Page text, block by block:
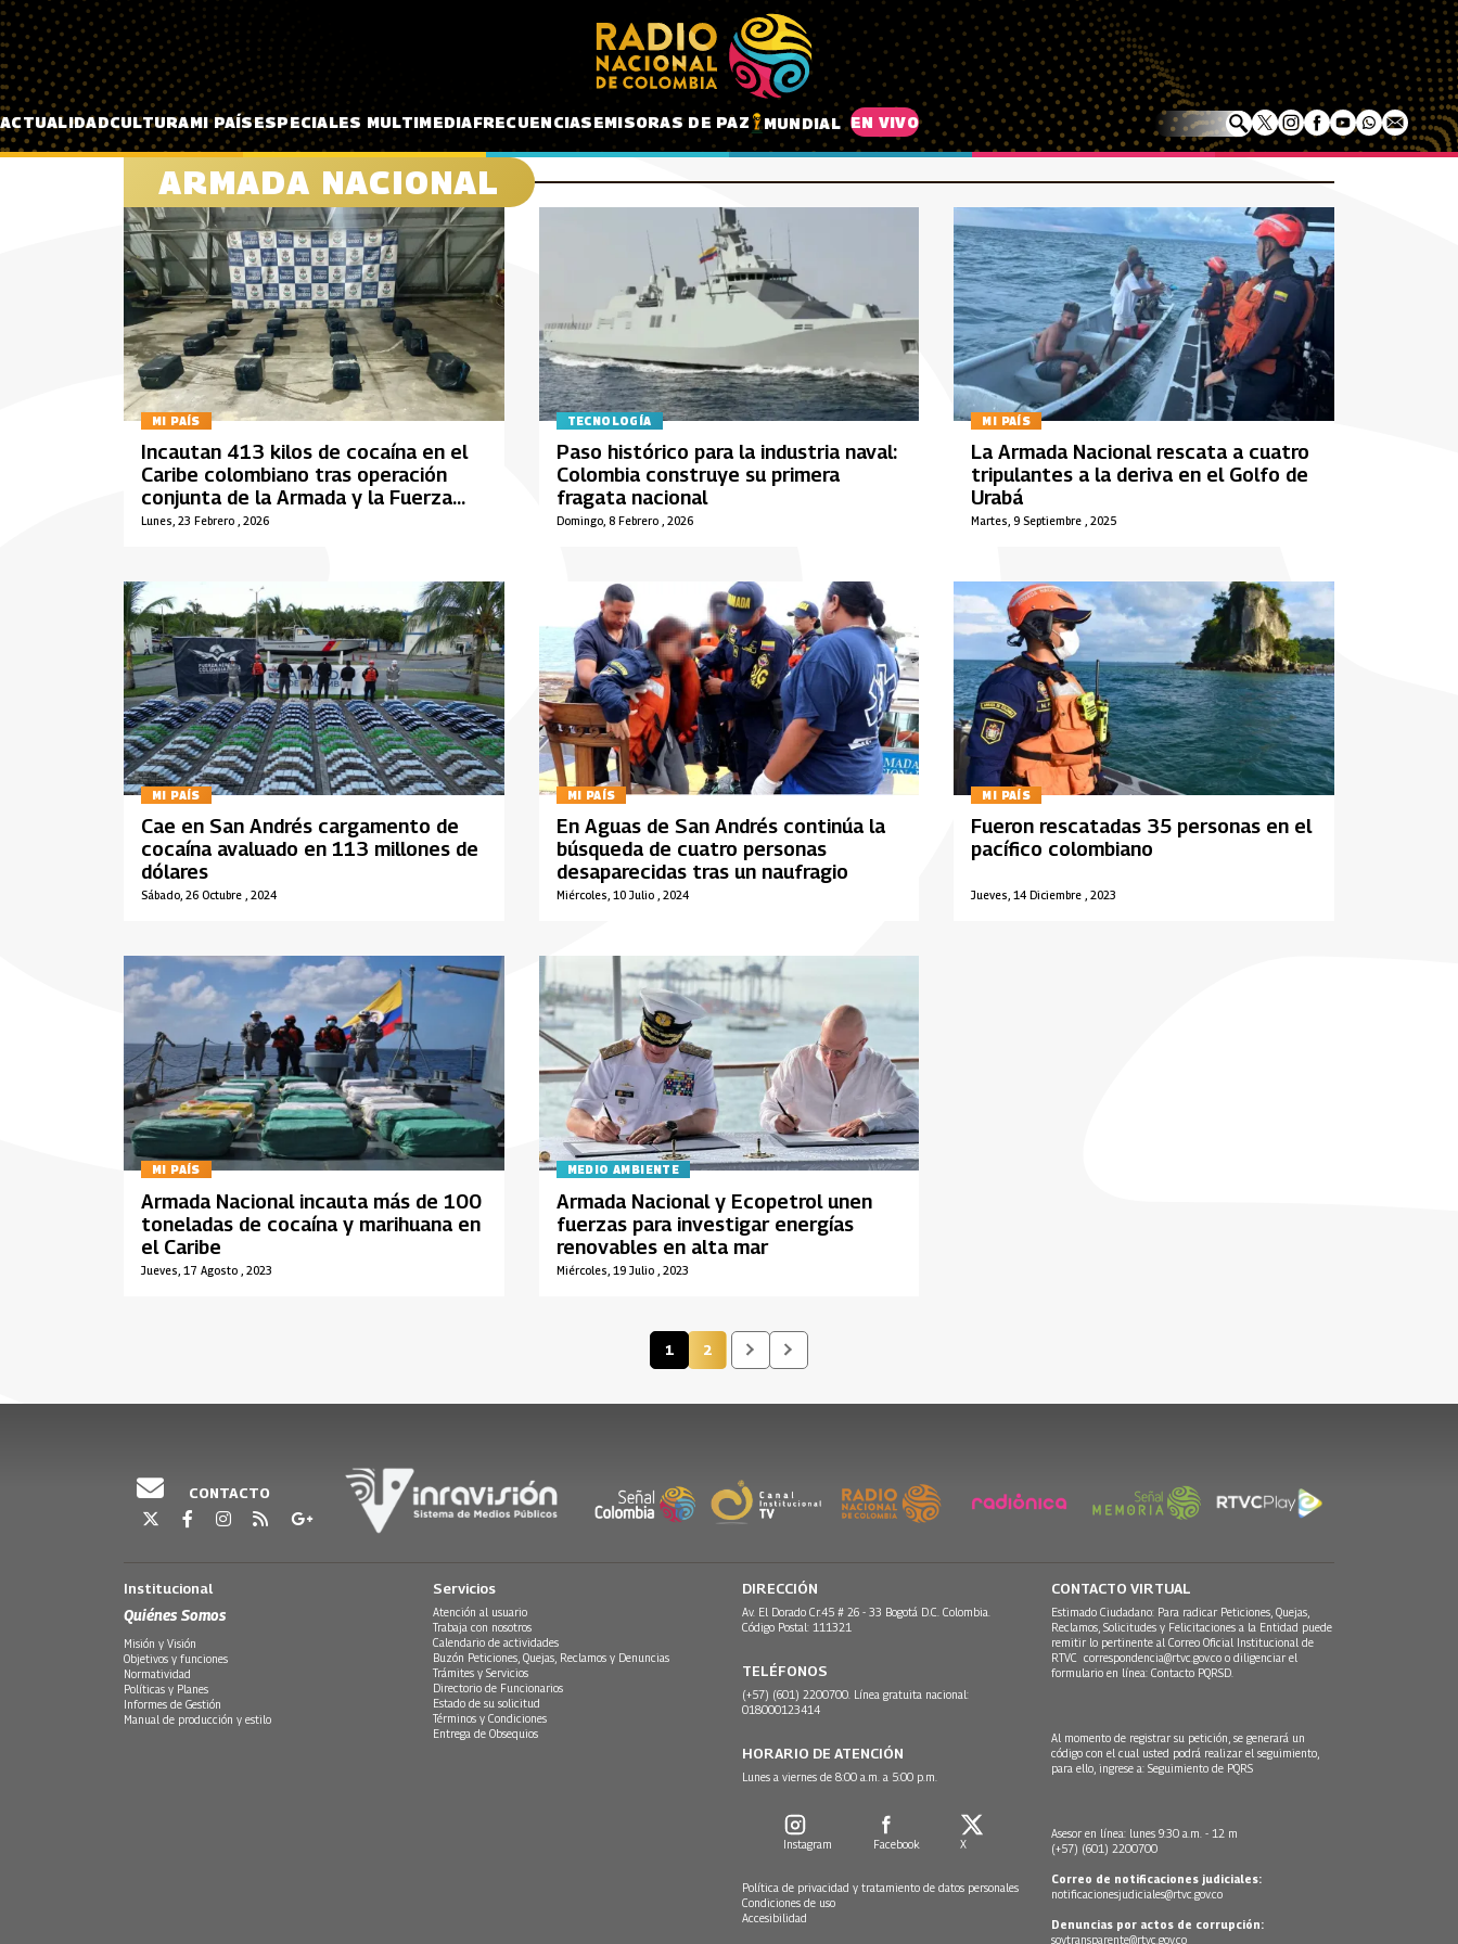
Pasar al contenido principal
ACTUALIDADCULTURAMI PAÍSESPECIALES MULTIMEDIAFRECUENCIASEMISORAS DE PAZ MUNDIAL EN VIVO
ARMADA NACIONAL
MI PAÍS
Lunes, 23 Febrero , 2026
Incautan 413 kilos de cocaína en el
Caribe colombiano tras operación
conjunta de la Armada y la Fuerza
Aeroespacial
TECNOLOGÍA
Domingo, 8 Febrero , 2026
Paso histórico para la industria naval:
Colombia construye su primera
fragata nacional
MI PAÍS
Martes, 9 Septiembre , 2025
La Armada Nacional rescata a cuatro
tripulantes a la deriva en el Golfo de
Urabá
MI PAÍS
Sábado, 26 Octubre , 2024
Cae en San Andrés cargamento de
cocaína avaluado en 113 millones de
dólares
MI PAÍS
Miércoles, 10 Julio , 2024
En Aguas de San Andrés continúa la
búsqueda de cuatro personas
desaparecidas tras un naufragio
MI PAÍS
Jueves, 14 Diciembre , 2023
Fueron rescatadas 35 personas en el
pacífico colombiano
MI PAÍS
Jueves, 17 Agosto , 2023
Armada Nacional incauta más de 100
toneladas de cocaína y marihuana en
el Caribe
MEDIO AMBIENTE
Miércoles, 19 Julio , 2023
Armada Nacional y Ecopetrol unen
fuerzas para investigar energías
renovables en alta mar
Página actual
1 Página
2
CONTACTO
Institucional
Quiénes Somos
Misión y Visión
Objetivos y funciones
Normatividad
Políticas y Planes
Informes de Gestión
Manual de producción y estilo
Servicios
Atención al usuario
Trabaja con nosotros
Calendario de actividades
Buzón Peticiones, Quejas, Reclamos y Denuncias
Trámites y Servicios
Directorio de Funcionarios
Estado de su solicitud
Términos y Condiciones
Entrega de Obsequios
DIRECCIÓN
Av. El Dorado Cr.45 # 26 - 33 Bogotá D.C. Colombia.
Código Postal: 111321
TELÉFONOS
(+57) (601) 2200700. Línea gratuita nacional:
018000123414
HORARIO DE ATENCIÓN
Lunes a viernes de 8:00 a.m. a 5:00 p.m.
Instagram Facebook X
Política de privacidad y tratamiento de datos personales
Condiciones de uso
Accesibilidad
CONTACTO VIRTUAL
Estimado Ciudadano: Para radicar Peticiones, Quejas,
Reclamos, Solicitudes y Felicitaciones a la Entidad puede
remitir lo pertinente al Correo Oficial Institucional de
RTVC correspondencia@rtvc.gov.co o diligenciar el
formulario en línea: Contacto PQRSD.
Al momento de registrar su petición, se generará un
código con el cual usted podrá realizar el seguimiento,
para ello, ingrese a: Seguimiento de PQRS
Asesor en línea: lunes 9:30 a.m. - 12 m
(+57) (601) 2200700
Correo de notificaciones judiciales:
notificacionesjudiciales@rtvc.gov.co
Denuncias por actos de corrupción:
soytransparente@rtvc.gov.co